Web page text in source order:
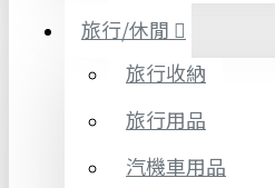
旅行/休閒
旅行收納
旅行用品
汽機車用品